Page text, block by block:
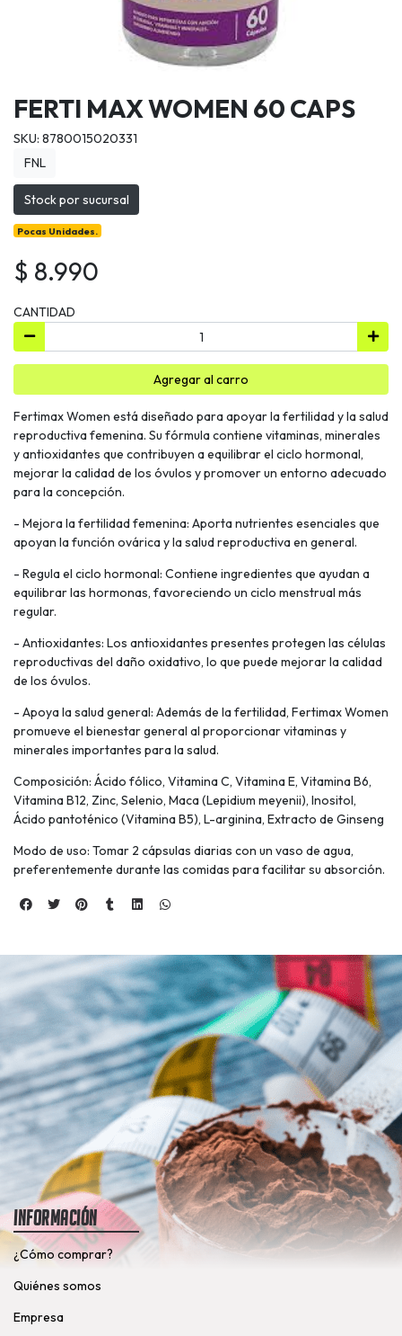
FERTI MAX WOMEN 60 CAPS
SKU: 8780015020331
FNL
Stock por sucursal
Pocas Unidades.
$ 8.990
CANTIDAD
Agregar al carro
Fertimax Women está diseñado para apoyar la fertilidad y la salud
reproductiva femenina. Su fórmula contiene vitaminas, minerales
y antioxidantes que contribuyen a equilibrar el ciclo hormonal,
mejorar la calidad de los óvulos y promover un entorno adecuado
para la concepción.
- Mejora la fertilidad femenina: Aporta nutrientes esenciales que
apoyan la función ovárica y la salud reproductiva en general.
- Regula el ciclo hormonal: Contiene ingredientes que ayudan a
equilibrar las hormonas, favoreciendo un ciclo menstrual más
regular.
- Antioxidantes: Los antioxidantes presentes protegen las células
reproductivas del daño oxidativo, lo que puede mejorar la calidad
de los óvulos.
- Apoya la salud general: Además de la fertilidad, Fertimax Women
promueve el bienestar general al proporcionar vitaminas y
minerales importantes para la salud.
Composición: Ácido fólico, Vitamina C, Vitamina E, Vitamina B6,
Vitamina B12, Zinc, Selenio, Maca (Lepidium meyenii), Inositol,
Ácido pantoténico (Vitamina B5), L-arginina, Extracto de Ginseng
Modo de uso: Tomar 2 cápsulas diarias con un vaso de agua,
preferentemente durante las comidas para facilitar su absorción.
Información
¿Cómo comprar?
Quiénes somos
Empresa